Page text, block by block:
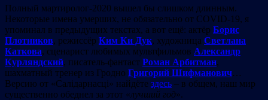
Полный мартиролог-2020 вышел бы слишком длинным.
Некоторые имена умерших, не обязательно от COVID-19, я
упоминал в предыдущих текстах, а вот ещё: актёр Борис
Плотников, режиссёр Ким Ки Дук, художница Светлана
Каткова, сценарист любимых мультфильмов Александр
Курляндский, писатель-фантаст Роман Арбитман,
шахматный тренер из Гродно Григорий Шифманович…
Версию от «Салідарнасці» найдёте здесь – в общем, наш мир
существенно обеднел за этот «лучший год».